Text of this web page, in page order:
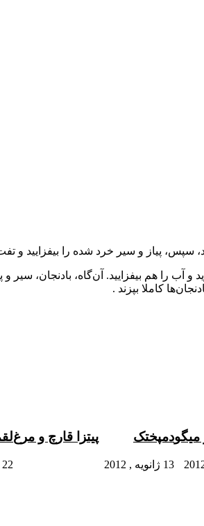
پیاز و سیر خرد شده را بیفزایید و
و آب را هم بیفزایید. آن‌گاه، بادنجان،
دمپختک
13 ژانویه , 2012
پیتزا قارچ و مرغ
22 نوامبر , 2011